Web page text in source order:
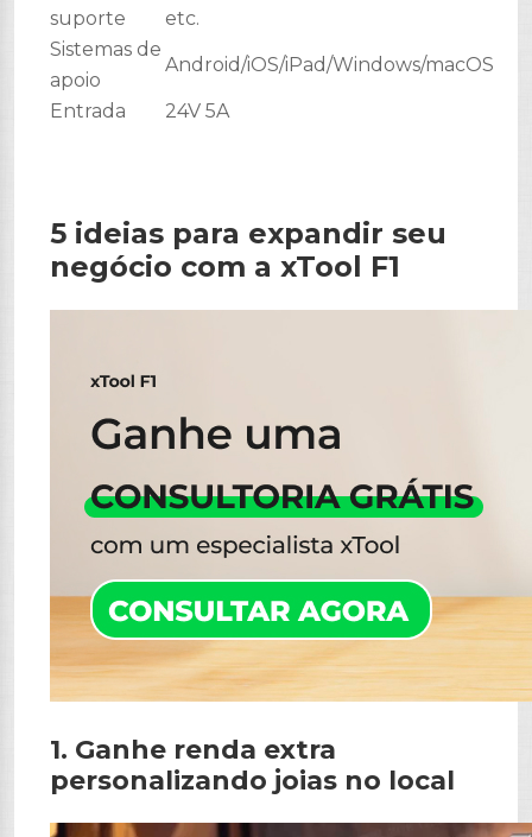
suporte
etc.
Sistemas de
apoio
Android/iOS/iPad/Windows/macOS
Entrada 24V 5A
5 ideias para expandir seu
negócio com a xTool F1
1. Ganhe renda extra
personalizando joias no local